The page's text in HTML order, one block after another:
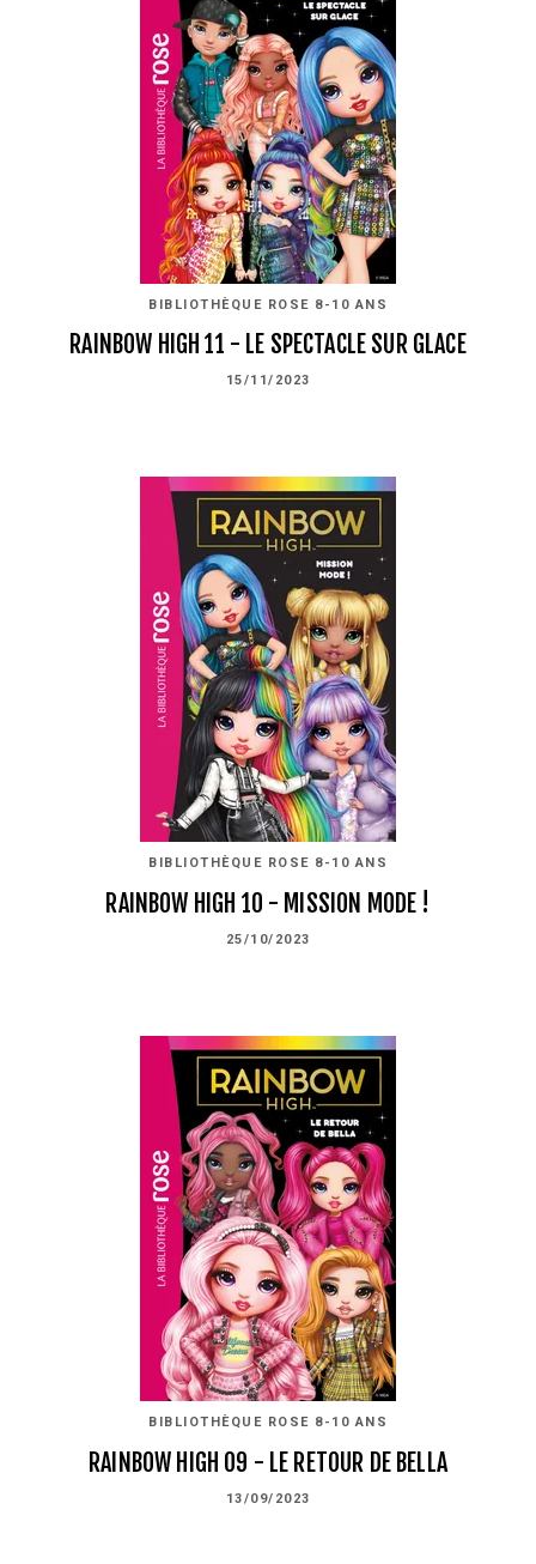
BIBLIOTHÈQUE ROSE 8-10 ANS
RAINBOW HIGH 11 - LE SPECTACLE SUR GLACE
15/11/2023
BIBLIOTHÈQUE ROSE 8-10 ANS
RAINBOW HIGH 10 - MISSION MODE !
25/10/2023
BIBLIOTHÈQUE ROSE 8-10 ANS
RAINBOW HIGH 09 - LE RETOUR DE BELLA
13/09/2023